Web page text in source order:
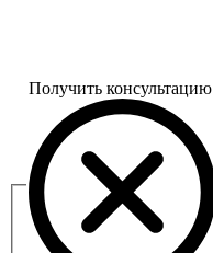
Получить консультацию